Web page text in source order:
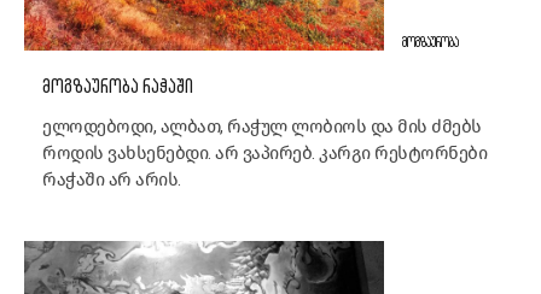
ᲛᲝᲒᲖᲐᲣᲠᲝᲑᲐ
ᲛᲝᲒᲖᲐᲣᲠᲝᲑᲐ ᲠᲐᲭᲐᲨᲘ
ელოდებოდი, ალბათ, რაჭულ ლობიოს და მის ძმებს
როდის ვახსენებდი. არ ვაპირებ. კარგი რესტორნები
რაჭაში არ არის.